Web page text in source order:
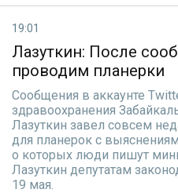
19:01
Лазуткин: После
проводим планерки
Сообщения в аккаунте
здравоохранения
Лазуткин завел совсем
для планерок с
о которых люди пишут
Лазуткин депутатам
19 мая.